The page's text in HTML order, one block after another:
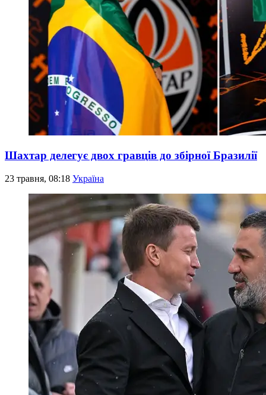
Шахтар делегує двох гравців до збірної Бразилії
23 травня, 08:18 Україна